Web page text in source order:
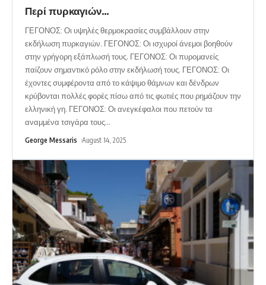
Περί πυρκαγιών…
ΓΕΓΟΝΟΣ: Οι υψηλές θερμοκρασίες συμβάλλουν στην
εκδήλωση πυρκαγιών. ΓΕΓΟΝΟΣ: Οι ισχυροί άνεμοι βοηθούν
στην γρήγορη εξάπλωσή τους. ΓΕΓΟΝΟΣ: Οι πυρομανείς
παίζουν σημαντικό ρόλο στην εκδήλωσή τους. ΓΕΓΟΝΟΣ: Οι
έχοντες συμφέροντα από το κάψιμο θάμνων και δένδρων
κρύβονται πολλές φορές πίσω από τις φωτιές που ρημάζουν την
ελληνική γη. ΓΕΓΟΝΟΣ: Οι ανεγκέφαλοι που πετούν τα
αναμμένα τσιγάρα τους…
George Messaris August 14, 2025